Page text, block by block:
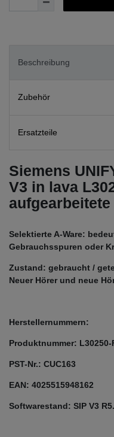
Beschreibung
Zubehör
Ersatzteile
Siemens
V3 in lava
aufgearbeitete
Selektierte A-Ware:
Gebrauchsspuren oder
Zustand: gebraucht /
Neuer Hörer und neue
Herstellernummern:
Produktnummer: L30250-
PST-Nr.: CUC163
EAN: 4025515948162
Softwarestand: SIP V3